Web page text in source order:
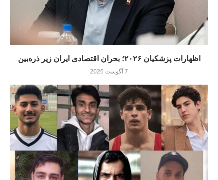
اظهارات پزشکیان ۲۰۲۶؛ بحران اقتصادی ایران زیر ذره‌بین
7 آگوست 2026